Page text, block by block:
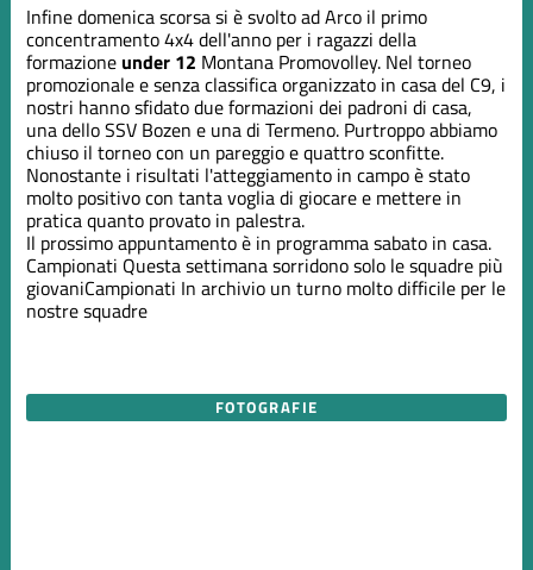
Infine domenica scorsa si è svolto ad Arco il primo
concentramento 4x4 dell'anno per i ragazzi della
formazioneunder 12 Montana Promovolley. Nel torneo
promozionale e senza classifica organizzato in casa del C9, i
nostri hanno sfidato due formazioni dei padroni di casa,
una dello SSV Bozen e una di Termeno. Purtroppo abbiamo
chiuso il torneo con un pareggio e quattro sconfitte.
Nonostante i risultati l'atteggiamento in campo è stato
molto positivo con tanta voglia di giocare e mettere in
pratica quanto provato in palestra.
Il prossimo appuntamento è in programma sabato in casa.
Campionati Questa settimana sorridono solo le squadre più
giovaniCampionati In archivio un turno molto difficile per le
nostre squadre
FOTOGRAFIE